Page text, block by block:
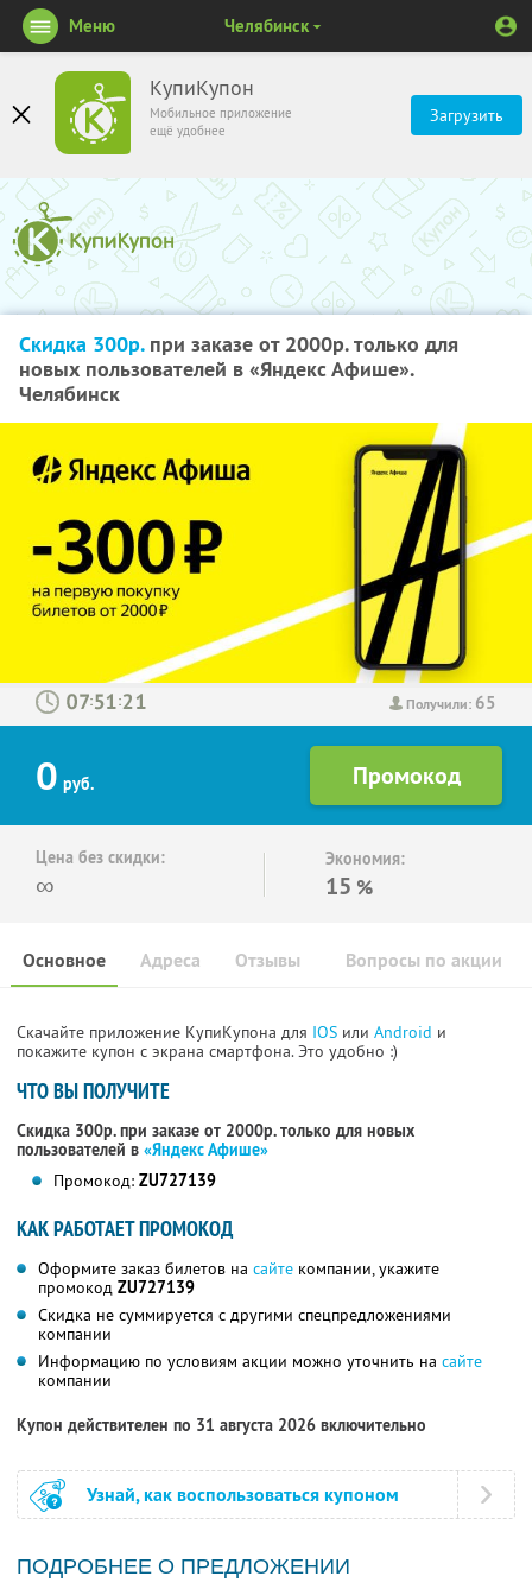
КупиКупон
Мобильное приложение
ещё удобнее
Загрузить
Меню Челябинск
Скидка 300р.при заказе от 2000р. только для
новых пользователей в «Яндекс Афише».
Челябинск
Получили: 65
: :
0 руб.
Цена без скидки:
∞
Экономия:
15 %
Основное Отзывы Вопросы по акции
Адреса
Скачайте приложение КупиКупона для IOS или Android и
покажите купон с экрана смартфона. Это удобно :)
ЧТО ВЫ ПОЛУЧИТЕ
Скидка 300р. при заказе от 2000р. только для новых
пользователей в «Яндекс Афише»
Промокод: ZU727139
КАК РАБОТАЕТ ПРОМОКОД
Оформите заказ билетов на сайте компании, укажите
промокод ZU727139
Скидка не суммируется с другими спецпредложениями
компании
Информацию по условиям акции можно уточнить на сайте
компании
Купон действителен по 31 августа 2026 включительно
Узнай, как воспользоваться купоном
ПОДРОБНЕЕ О ПРЕДЛОЖЕНИИ